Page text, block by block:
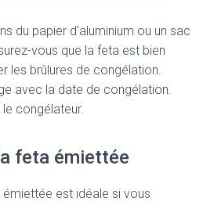
du papier d’aluminium ou un sac
vous que la feta est bien
les brûlures de congélation.
avec la date de congélation.
congélateur.
feta émiettée
est idéale si vous